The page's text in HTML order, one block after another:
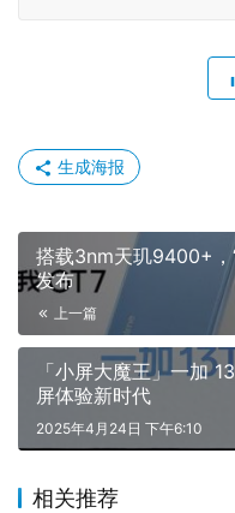
生成海报
搭载3nm天玑9400+，
发布
上一篇
「小屏大魔王」一加
屏体验新时代
2025年4月24日 下午6:10
相关推荐